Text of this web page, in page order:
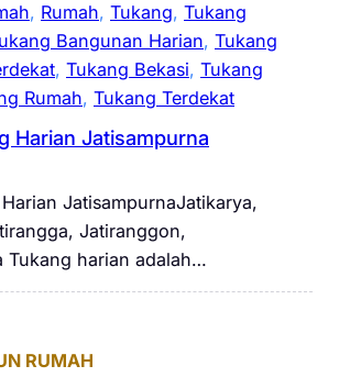
, Rumah, Tukang, Tukang
Bangunan Harian, Tukang
, Tukang Bekasi, Tukang
Rumah, Tukang Terdekat
Harian Jatisampurna
JatisampurnaJatikarya,
Jatiranggon,
Tukang harian adalah…
RUMAH